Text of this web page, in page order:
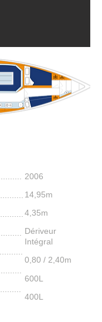
2006
14,95m
4,35m
Dériveur
Intégral
0,80 / 2,40m
600L
400L